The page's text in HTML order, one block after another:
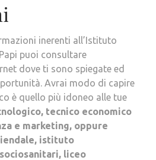
inerenti all’Istituto
puoi consultare
dove ti sono spiegate ed
Avrai modo di capire
è quello più idoneo alle tue
tecnico economico
e marketing, oppure
istituto
liceo